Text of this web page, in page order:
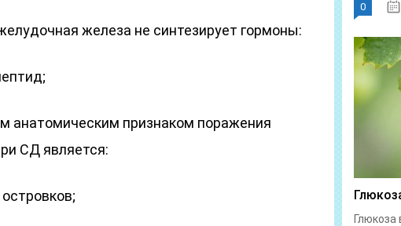
железа не синтезирует гормоны:
анатомическим признаком поражения
СД является:
0
Глюкоза